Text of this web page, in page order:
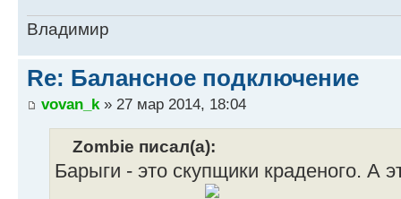
Владимир
Re: Балансное подключение
vovan_k» 27 мар 2014, 18:04
Zombie писал(а):
Барыги - это скупщики краденого. А